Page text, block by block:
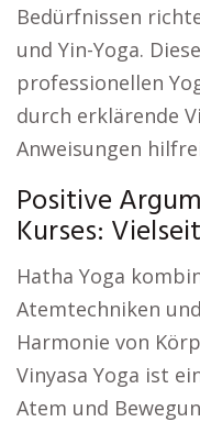
Bedürfnissen
und Yin-Yoga.
professionellen
durch erklärende
Anweisungen
Positive
Kurses:
Hatha Yoga
Atemtechniken
Harmonie von
Vinyasa Yoga ist
Atem und